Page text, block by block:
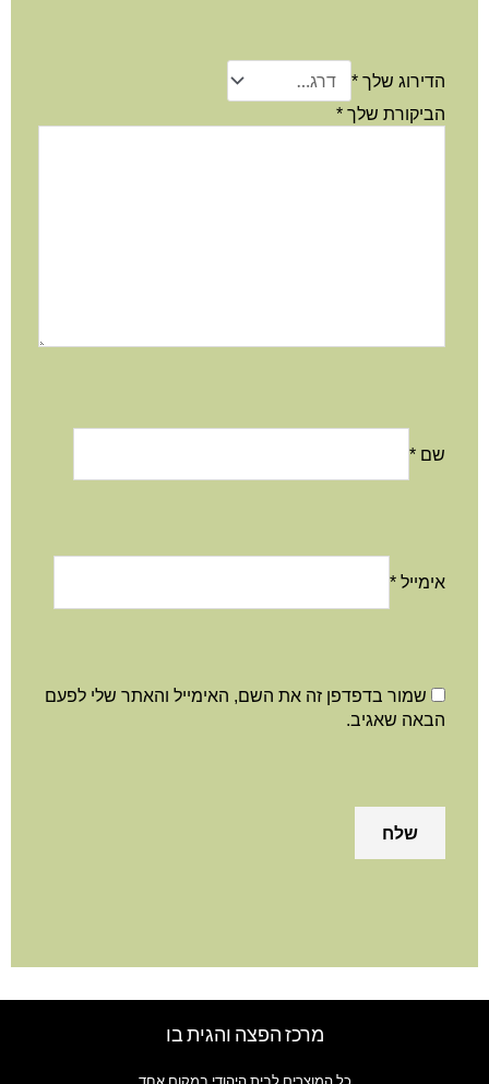
הדירוג שלך *
הביקורת שלך *
שם *
אימייל *
שמור בדפדפן זה את השם, האימייל והאתר שלי לפעם
הבאה שאגיב.
מרכז הפצה והגית בו